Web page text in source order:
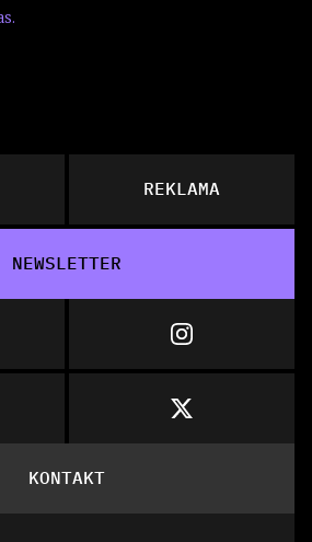
REKLAMA
NEWSLETTER
KONTAKT